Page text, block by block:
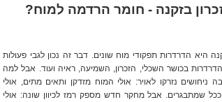
בזקנה - חומר הרדמה למוח?
היא הדרדרות תפקודי מוח שונים. דבר זה נכון לגבי פעולות
בכושר השכלי, הזכרון, השמיעה, ראיה ועוד. אבל למה
ניחושים נזרקו לאויר: אולי המוח מזדקן ותאים מתים, אולי
שמתבגרים. אבל מחקר חדש מספק רמז לכיוון שונה: אולי